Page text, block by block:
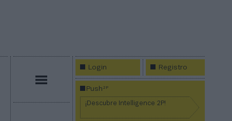
Login Registro
Push2P
¡Descubre Intelligence 2P!